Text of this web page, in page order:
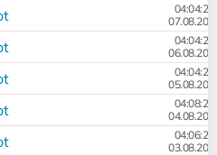
04:04:24
04:04:25
04:04:24
04:08:26
04:06:25